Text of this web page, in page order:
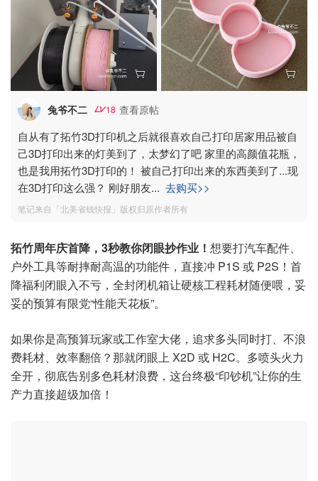
兔爷不二 18 查看原帖
自从有了拓竹3D打印机之后就很喜欢自己打印居家用品被自
己3D打印出来的灯美到了，太梦幻了吧 家里的高颜值花瓶，
也是我用拓竹3D打印的！ 被自己打印出来的东⻄美到了...现
在3D打印这么强？ 刚好朋友... 去购买>>
笔记来自「北美省钱快报」版权归原作者所有
拓竹周年庆首降，3秒教你闭眼抄作业！ 想要打汽车配件、
户外工具等耐摔耐高温的功能件，直接冲 P1S 或 P2S！首
降福利闭眼入不亏，全封闭机箱让硬核工程耗材随便喂，妥
妥的预算有限党“性能天花板”。
如果你是高预算玩家或工作室大佬，追求多头同时打、不浪
费耗材、效率翻倍？那就闭眼上 X2D 或 H2C。多喷头火力
全开，彻底告别多色耗材浪费，这台终极“印钞机”让你的生
产力直接超级加倍！